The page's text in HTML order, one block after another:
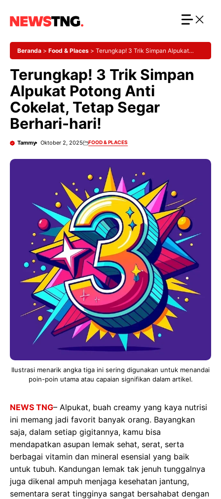
Beranda > Food & Places > Terungkap! 3 Trik Simpan Alpukat
Terungkap! 3 Trik Simpan
Alpukat Potong Anti
Cokelat, Tetap Segar
Berhari-hari!
Tammy Oktober 2, 2025 FOOD & PLACES
Ilustrasi menarik angka tiga ini sering digunakan untuk menandai
poin-poin utama atau capaian signifikan dalam artikel.
NEWS TNG– Alpukat, buah creamy yang kaya nutrisi
ini memang jadi favorit banyak orang. Bayangkan
saja, dalam setiap gigitannya, kamu bisa
mendapatkan asupan lemak sehat, serat, serta
berbagai vitamin dan mineral esensial yang baik
untuk tubuh. Kandungan lemak tak jenuh tunggalnya
juga dikenal ampuh menjaga kesehatan jantung,
sementara serat tingginya sangat bersahabat dengan